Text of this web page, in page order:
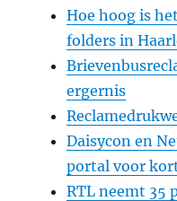
Hoe hoog is
folders in
ergernis
Daisycon en
portal voor
RTL neemt 35